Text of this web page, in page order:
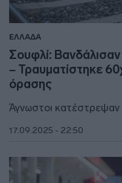
ΕΛΛΑΔΑ
Σουφλί:
– Τραυματίστηκε
όρασης
Άγνωστοι κατέστρεψαν
17.09.2025 - 22:50